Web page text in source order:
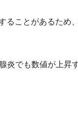
ることがあるため
炎でも数値が上昇